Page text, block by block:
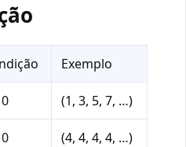
Exemplo
(1, 3, 5, 7, …)
(4, 4, 4, 4, …)